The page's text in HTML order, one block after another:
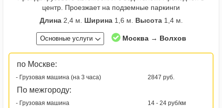
центр. Проезжает на подземные паркинги
Длина2,4 м. Ширина1,6 м. Высота1,4 м.
Основные услуги Москва → Волхов
по Москве:
- Грузовая машина (на 3 часа) 2847 руб.
По межгороду:
- Грузовая машина 14 - 24 руб/км